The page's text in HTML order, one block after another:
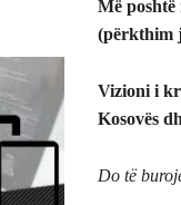
Më
(përkthim
Vizioni i
Kosovës
Do të